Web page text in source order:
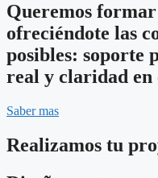
Queremos
ofreciéndote las
posibles: soporte
real y claridad en
Saber mas
Realizamos tu